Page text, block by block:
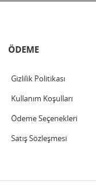
ÖDEME
Gizlilik Politikası
Kullanım Koşulları
Ödeme Seçenekleri
Satış Sözleşmesi